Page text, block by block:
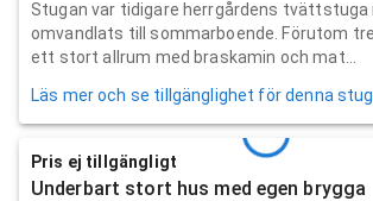
Stugan var tidigare herrgårdens tvättstuga
omvandlats till sommarboende. Förutom
ett stort allrum med braskamin och mat...
Läs mer och se tillgänglighet för denna
Pris ej tillgängligt
Underbart stort hus med egen brygga